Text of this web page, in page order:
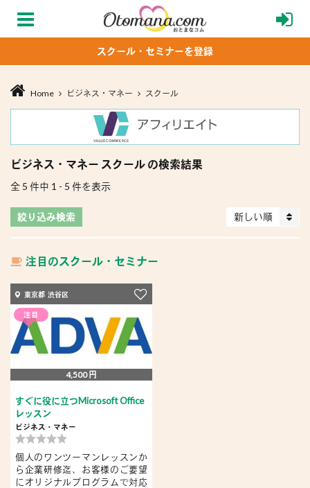
スクール・セミナーを登録
Home ビジネス・マネー スクール
ビジネス・マネー スクール の検索結果
全 5 件中 1 - 5 件を表示
絞り込み検索 新しい順
注目のスクール・セミナー
注目
東京都 渋谷区
4,500 円
すぐに役に立つMicrosoft Office
レッスン
ビジネス・マネー
個人のワンツーマンレッスンか
ら企業研修迄、お客様のご要望
にオリジナルプログラムで対応